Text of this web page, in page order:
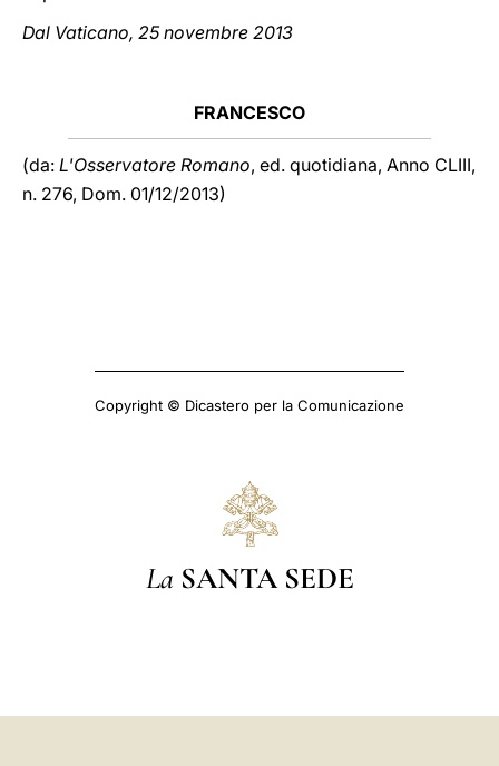
Dal Vaticano, 25 novembre 2013
FRANCESCO
(da: L'Osservatore Romano, ed. quotidiana, Anno CLIII,
n. 276, Dom. 01/12/2013)
Copyright © Dicastero per la Comunicazione
La SANTA SEDE